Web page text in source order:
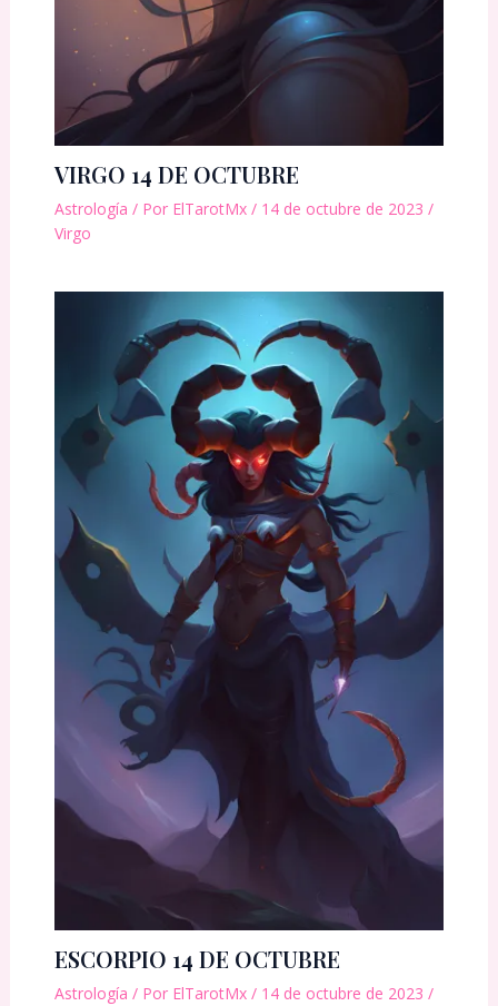
VIRGO 14 DE OCTUBRE
Astrología / Por ElTarotMx / 14 de octubre de 2023 /
Virgo
ESCORPIO 14 DE OCTUBRE
Astrología / Por ElTarotMx / 14 de octubre de 2023 /